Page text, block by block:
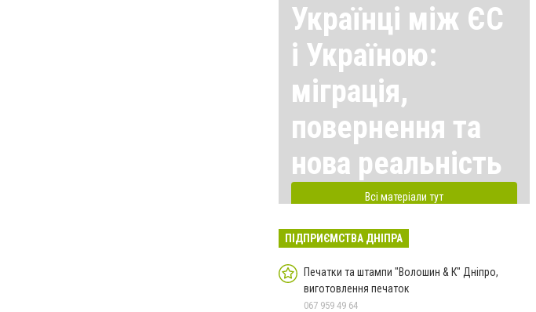
Українці між ЄС
і Україною:
міграція,
повернення та
нова реальність
Всі матеріали тут
ПІДПРИЄМСТВА ДНІПРА
Печатки та штампи "Волошин & К" Дніпро,
виготовлення печаток
067 959 49 64